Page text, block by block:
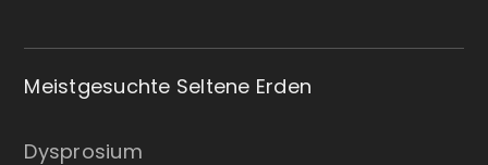
Meistgesuchte Seltene Erden
Dysprosium